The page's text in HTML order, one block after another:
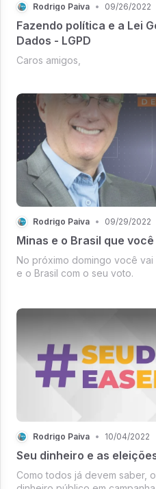
Rodrigo Paiva • 09/26/2022
Fazendo política e a Lei
Dados - LGPD
Caros amigos,
Rodrigo Paiva • 09/29/2022
Minas e o Brasil que você
No próximo domingo você
e o Brasil com o seu voto.
Rodrigo Paiva • 10/04/2022
Seu dinheiro e as
Como todos já devem saber,